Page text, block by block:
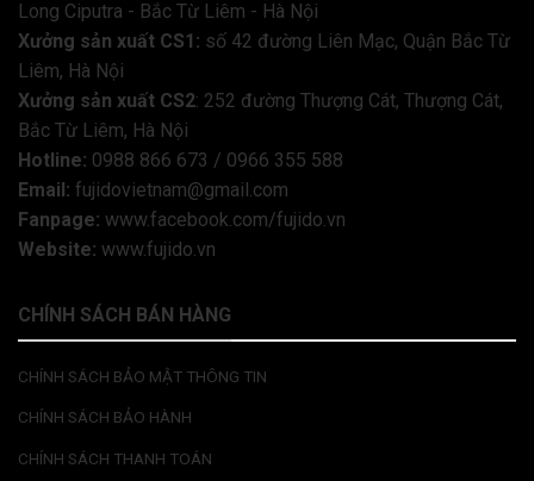
Long Ciputra - Bắc Từ Liêm - Hà Nội
Xưởng sản xuất CS1: số 42 đường Liên Mạc, Quận Bắc Từ
Liêm, Hà Nội
Xưởng sản xuất CS2: 252 đường Thượng Cát, Thượng Cát,
Bắc Từ Liêm, Hà Nội
Hotline: 0988 866 673 / 0966 355 588
Email: fujidovietnam@gmail.com
Fanpage: www.facebook.com/fujido.vn
Website: www.fujido.vn
CHÍNH SÁCH BÁN HÀNG
CHÍNH SÁCH BẢO MẬT THÔNG TIN
CHÍNH SÁCH BẢO HÀNH
CHÍNH SÁCH THANH TOÁN